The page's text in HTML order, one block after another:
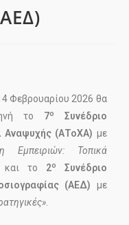
Φεβρουαρίου 2026 θα
το 7ο
Συνέδριο
Αναψυχής (ΑΤοΧΑ) με
Εμπειριών: Τοπικά
και το 2ο
Συνέδριο
(ΑΕΔ) με